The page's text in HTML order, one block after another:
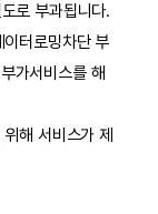
로 부과됩니다.
터로밍차단 부
가서비스를 해
해 서비스가 제